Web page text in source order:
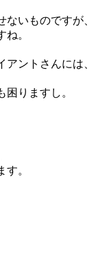
いものですが、
。
ントさんには、
りますし。
。